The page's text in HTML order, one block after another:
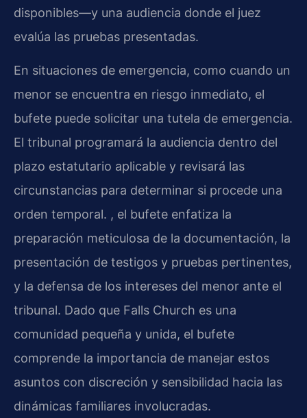
disponibles—y una audiencia donde el juez
evalúa las pruebas presentadas.
En situaciones de emergencia, como cuando un
menor se encuentra en riesgo inmediato, el
bufete puede solicitar una tutela de emergencia.
El tribunal programará la audiencia dentro del
plazo estatutario aplicable y revisará las
circunstancias para determinar si procede una
orden temporal. , el bufete enfatiza la
preparación meticulosa de la documentación, la
presentación de testigos y pruebas pertinentes,
y la defensa de los intereses del menor ante el
tribunal. Dado que Falls Church es una
comunidad pequeña y unida, el bufete
comprende la importancia de manejar estos
asuntos con discreción y sensibilidad hacia las
dinámicas familiares involucradas.